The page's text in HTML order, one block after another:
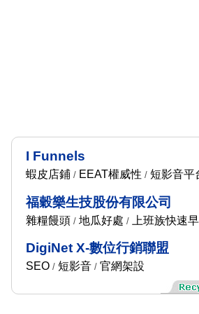
I Funnels
蝦皮店鋪 / EEAT權威性 / 短影音平
福穀樂生技股份有限公司
雜糧饅頭 / 地瓜好處 / 上班族快速
DigiNet X-數位行銷聯盟
SEO/ 短影音/ 官網架設